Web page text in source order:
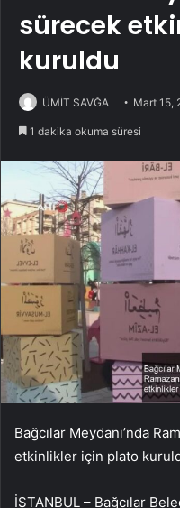
sürecek
kuruldu
ÜMİT SAVĞA Mart 15,
1 dakika okuma süresi
Bağcılar Meydanı’nda
etkinlikler için plato
İSTANBUL – Bağcılar